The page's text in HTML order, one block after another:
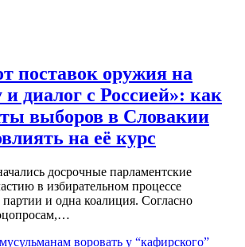
поставок оружия на
диалог с Россией»: как
выборов в Словакии
на её курс
досрочные парламентские
в избирательном процессе
и одна коалиция. Согласно